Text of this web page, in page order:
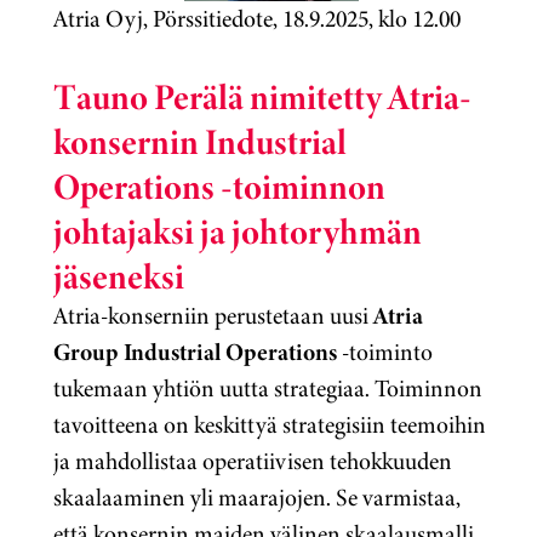
Atria Oyj, Pörssitiedote, 18.9.2025, klo 12.00
Tauno Perälä nimitetty Atria-
konsernin Industrial
Operations -toiminnon
johtajaksi ja johtoryhmän
jäseneksi
Atria-konserniin perustetaan uusiAtria
Group Industrial Operations-toiminto
tukemaan yhtiön uutta strategiaa. Toiminnon
tavoitteena on keskittyä strategisiin teemoihin
ja mahdollistaa operatiivisen tehokkuuden
skaalaaminen yli maarajojen. Se varmistaa,